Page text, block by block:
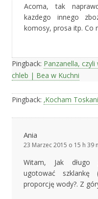
Acoma, tak
kazdego innego
komosy, prosa itp. Co
Pingback: Panzanella,
chleb | Bea w Kuchni
Pingback: ‚Kocham
Ania
23 Marzec 2015 o 15 h 39
Witam, Jak długo
ugotować
proporcję wody?. Z